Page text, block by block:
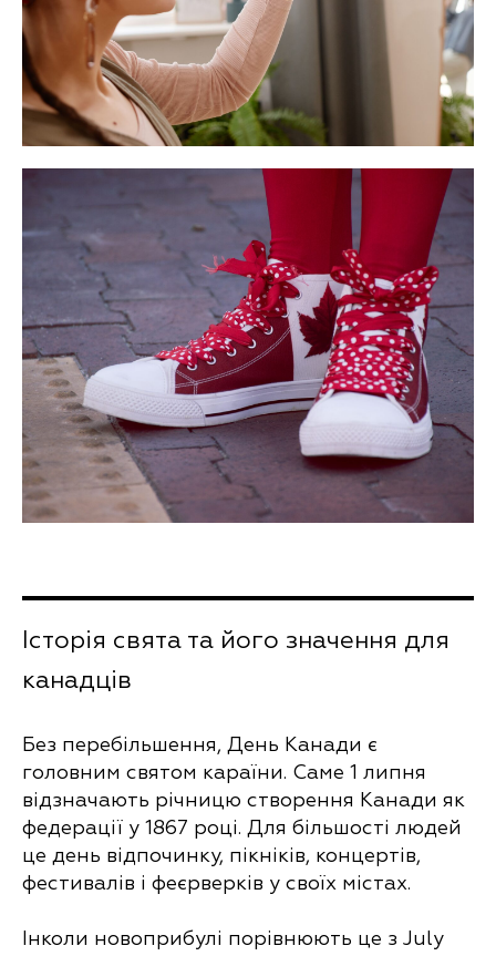
Історія свята та його значення для
канадців
Без перебільшення, День Канади є
головним святом караїни. Саме 1 липня
відзначають річницю створення Канади як
федерації у 1867 році. Для більшості людей
це день відпочинку, пікніків, концертів,
фестивалів і феєрверків у своїх містах.
Інколи новоприбулі порівнюють це з July